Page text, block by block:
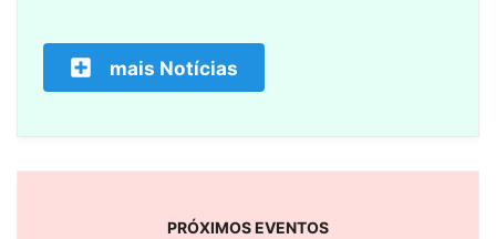
mais Notícias
PRÓXIMOS EVENTOS